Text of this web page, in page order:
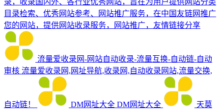
目录检索、优秀网站参考、网站推广服务，在中国友链网推广
您的网站，提供网站收录服务，网站推广，友情链接分享
流量爱收录网-网站自动收录-流量互换-自动链-自动
审核 流量爱收录网,网址导航,收录网,自动收录网站,流量交换,
自动链！ DM网址大全 DM网址大全
天莫